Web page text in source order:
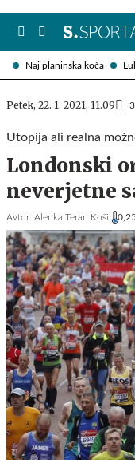
Naj planinska koča
Petek, 22. 1. 2021, 11.09
Utopija ali realna
Londonski
neverjetne
Avtor: Alenka Teran Košir 0,25